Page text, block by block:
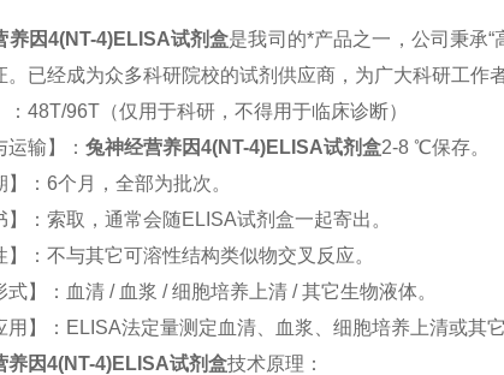
养因4(NT-4)ELISA试剂盒是我司的*产品之一，公司秉承“
。已经成为众多科研院校的试剂供应商，为广大科研工
：48T/96T（仅用于科研，不得用于临床诊断）
运输】： 兔神经营养因4(NT-4)ELISA试剂盒2-8 ℃保存。
】：6个月，全部为批次。
】：索取，通常会随ELISA试剂盒一起寄出。
】：不与其它可溶性结构类似物交叉反应。
式】：血清 / 血浆 / 细胞培养上清 / 其它生物液体。
用】：ELISA法定量测定血清、血浆、细胞培养上清或其
养因4(NT-4)ELISA试剂盒技术原理：